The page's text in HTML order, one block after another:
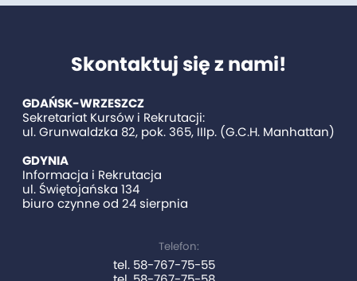
Skontaktuj się z nami!
GDAŃSK-WRZESZCZ
Sekretariat Kursów i Rekrutacji:
ul. Grunwaldzka 82, pok. 365, IIIp. (G.C.H. Manhattan)
GDYNIA
Informacja i Rekrutacja
ul. Świętojańska 134
biuro czynne od 24 sierpnia
Telefon:
tel. 58-767-75-55